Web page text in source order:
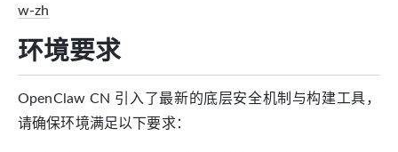
w-zh
环境要求
OpenClaw CN 引入了最新的底层安全机制与构建工具，
请确保环境满足以下要求：